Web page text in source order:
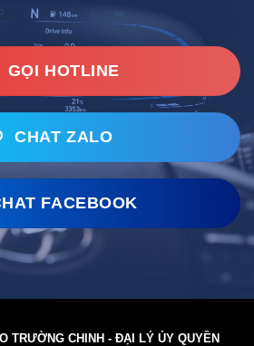
GỌI HOTLINE
CHAT ZALO
FACEBOOK
TRƯỜNG CHINH - ĐẠI LÝ ỦY QUYỀN